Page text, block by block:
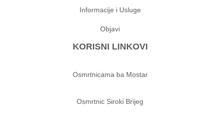
Informacije i Usluge
Objavi
KORISNI LINKOVI
Osmrtnicama ba Mostar
Osmrtnic Siroki Brijeg